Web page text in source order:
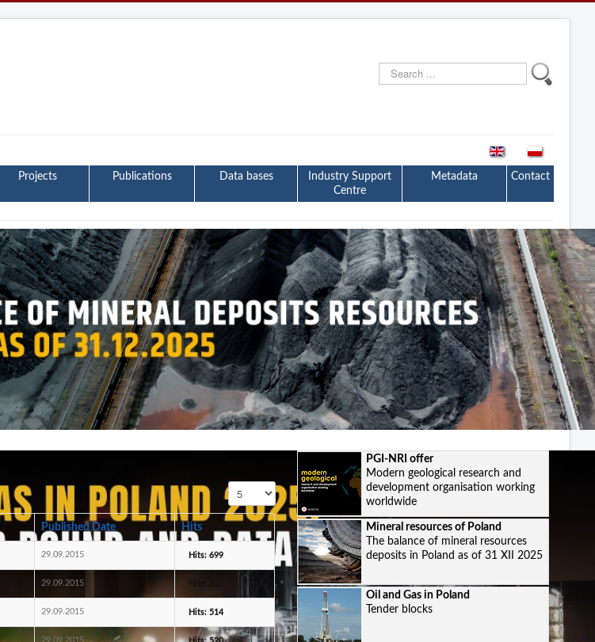
Search
...
Projects Publications Data bases
Industry Support
Centre
Metadata Contact
Published Date Hits
29.09.2015 Hits: 699
29.09.2015 Hits: 511
29.09.2015 Hits: 514
29.09.2015
PGI-NRI offer
Modern geological research and
development organisation working
worldwide
Mineral resources of Poland
The balance of mineral resources
deposits in Poland as of 31 XII 2025
Oil and Gas in Poland
Tender blocks